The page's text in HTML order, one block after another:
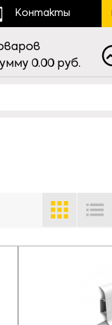
Контакты
0.00 руб.